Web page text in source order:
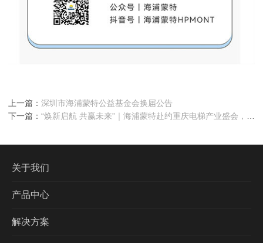
上一篇： 深圳市海浦蒙特公益基金会换届公告
下一篇： “焕新启航 共赢未来”｜海浦蒙特赴约重庆电梯产业盛会，共
关于我们
产品中心
解决方案